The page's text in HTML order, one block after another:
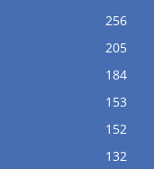
256
205
184
153
152
132